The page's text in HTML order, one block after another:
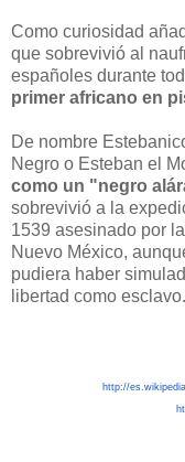
Como curiosidad
que sobrevivió al
españoles durante
primer africano en
De nombre
Negro o Esteban el
como un "negro
sobrevivió a la
1539 asesinado por
Nuevo México,
pudiera haber
libertad como esclavo.
http://